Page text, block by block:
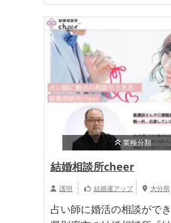
業種分類
結婚相談所cheer
護明 結婚運アップ 大分県
占い師に婚活の相談がで